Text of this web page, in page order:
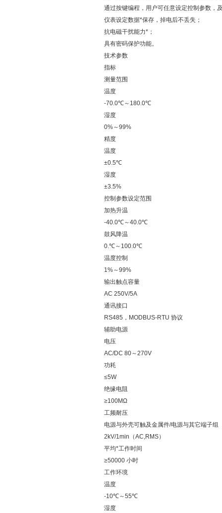
通过按键编程，用户可任意设定控制参数，
仪表设定数据*保存，掉电后不丢失；
抗电磁干扰能力*；
具有密码保护功能。
技术参数
指标
测量范围
温度
-70.0℃～180.0℃
湿度
0%～99%
精度
温度
±0.5℃
湿度
±3.5%
控制参数设定范围
加热升温
-40.0℃～40.0℃
鼓风降温
0.℃～100.0℃
温度控制
1%～99%
输出触点容量
AC 250V/5A
通讯接口
RS485，MODBUS-RTU 协议
辅助电源
电压
AC/DC 80～270V
功耗
≤5W
绝缘电阻
≥100MΩ
工频耐压
电源与外壳可触及金属件/电源与其它端子组
2kV/1min（AC,RMS）
平均*工作时间
≥50000 小时
工作环境
温度
-10℃～55℃
湿度